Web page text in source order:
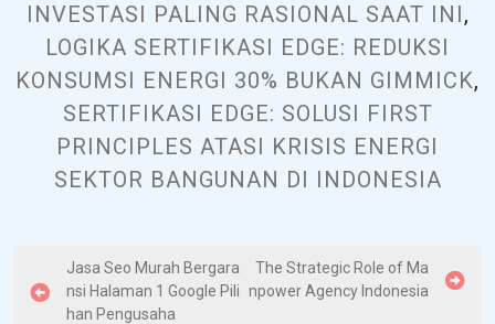
INVESTASI PALING RASIONAL SAAT INI,
LOGIKA SERTIFIKASI EDGE: REDUKSI
KONSUMSI ENERGI 30% BUKAN GIMMICK,
SERTIFIKASI EDGE: SOLUSI FIRST
PRINCIPLES ATASI KRISIS ENERGI
SEKTOR BANGUNAN DI INDONESIA
o
Jasa Seo Murah Bergara
nsi Halaman 1 Google Pili
han Pengusaha
The Strategic Role of Ma
npower Agency Indonesia